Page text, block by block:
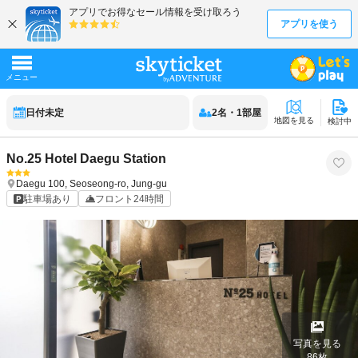
日付未定 2名 ・ 1部屋
地図を見る 検討中
No.25 Hotel Daegu Station
Daegu 100, Seoseong-ro, Jung-gu
駐車場あり
フロント24時間
写真を見る